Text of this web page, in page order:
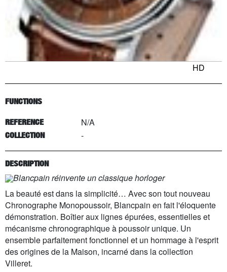
HD
FUNCTIONS
REFERENCE N/A
COLLECTION -
DESCRIPTION
Blancpain réinvente un classique horloger
La beauté est dans la simplicité… Avec son tout nouveau
Chronographe Monopoussoir, Blancpain en fait l'éloquente
démonstration. Boîtier aux lignes épurées, essentielles et
mécanisme chronographique à poussoir unique. Un
ensemble parfaitement fonctionnel et un hommage à l'esprit
des origines de la Maison, incarné dans la collection
Villeret.